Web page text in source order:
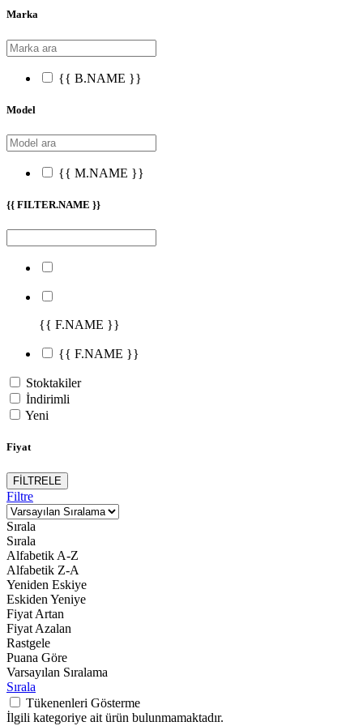
Marka
{{ B.NAME }}
Model
{{ M.NAME }}
{{ FILTER.NAME }}
{{ F.NAME }}
{{ F.NAME }}
Stoktakiler
İndirimli
Yeni
Fiyat
FİLTRELE
Filtre
Sırala
Sırala
Alfabetik A-Z
Alfabetik Z-A
Yeniden Eskiye
Eskiden Yeniye
Fiyat Artan
Fiyat Azalan
Rastgele
Puana Göre
Varsayılan Sıralama
Sırala
Tükenenleri Gösterme
İlgili kategoriye ait ürün bulunmamaktadır.